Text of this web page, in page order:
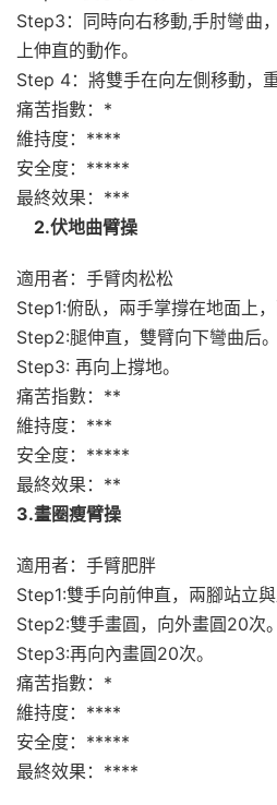
Step3：同時向右移動,手肘彎曲
上伸直的動作。
Step 4：將雙手在向左側移動，
痛苦指數：*
維持度：****
安全度：*****
最終效果：***
2.伏地曲臂操
適用者：手臂肉松松
Step1:俯臥，兩手掌撐在地面上，
Step2:腿伸直，雙臂向下彎曲后。
Step3: 再向上撐地。
痛苦指數：**
維持度：***
安全度：*****
最終效果：**
3.畫圈瘦臂操
適用者：手臂肥胖
Step1:雙手向前伸直，兩腳站立與
Step2:雙手畫圓，向外畫圓20次。
Step3:再向內畫圓20次。
痛苦指數：*
維持度：****
安全度：*****
最終效果：****